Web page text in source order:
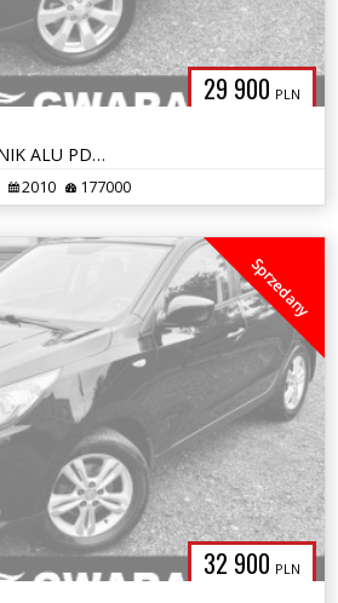
29 900 PLN
2.0i 147KM KLIMATRONIK ALU PDC SKÓRY ALCANTARA LIFT OPŁATY GWARANCJA
2010 177000
32 900 PLN
Sprzedany